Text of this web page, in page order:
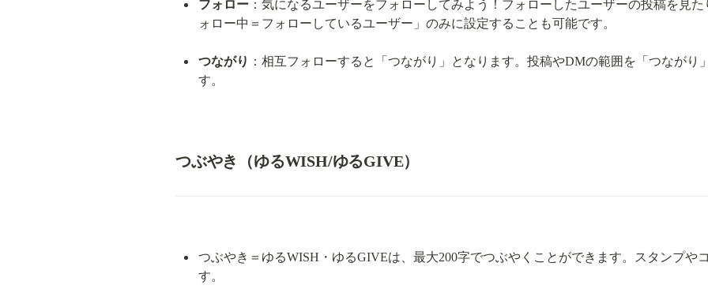
フォロー：気になるユーザーをフォローしてみよう！フォローしたユーザーの投稿を見
ォロー中＝フォローしているユーザー」のみに設定することも可能です。
つながり ：相互フォローすると「つながり」となります。投稿やDMの範囲を「つながり
す。
つぶやき（ゆるWISH/ゆるGIVE）
つぶやき＝ゆるWISH・ゆるGIVEは、最大200字でつぶやくことができます。スタンプや
す。